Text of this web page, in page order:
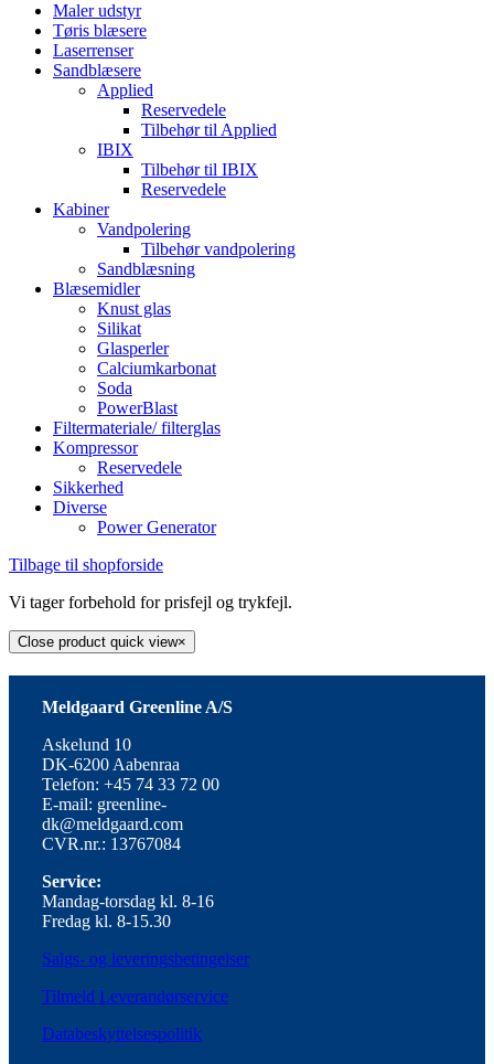
Maler udstyr
Tøris blæsere
Laserrenser
Sandblæsere
Applied
Reservedele
Tilbehør til Applied
IBIX
Tilbehør til IBIX
Reservedele
Kabiner
Vandpolering
Tilbehør vandpolering
Sandblæsning
Blæsemidler
Knust glas
Silikat
Glasperler
Calciumkarbonat
Soda
PowerBlast
Filtermateriale/ filterglas
Kompressor
Reservedele
Sikkerhed
Diverse
Power Generator
Tilbage til shopforside
Vi tager forbehold for prisfejl og trykfejl.
Close product quick view×
Meldgaard Greenline A/S
Askelund 10
DK-6200 Aabenraa
Telefon: +45 74 33 72 00
E-mail: greenline-
dk@meldgaard.com
CVR.nr.: 13767084
Service:
Mandag-torsdag kl. 8-16
Fredag kl. 8-15.30
Salgs- og leveringsbetingelser
Tilmeld Leverandørservice
Databeskyttelsespolitik